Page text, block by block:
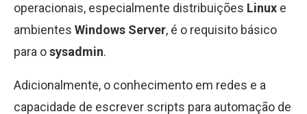
operacionais, especialmente distribuições Linux e
ambientes Windows Server, é o requisito básico
para osysadmin.
Adicionalmente, o conhecimento em redes e a
capacidade de escrever scripts para automação de